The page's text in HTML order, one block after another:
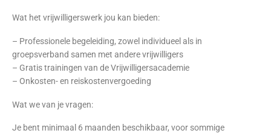
Wat het vrijwilligerswerk jou kan bieden:
– Professionele begeleiding, zowel individueel als in
groepsverband samen met andere vrijwilligers
– Gratis trainingen van de Vrijwilligersacademie
– Onkosten- en reiskostenvergoeding
Wat we van je vragen:
Je bent minimaal 6 maanden beschikbaar, voor sommige